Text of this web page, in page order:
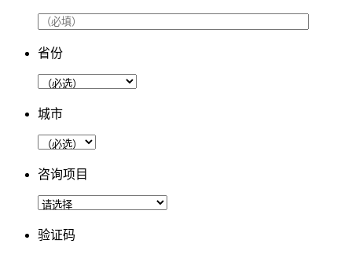
省份
城市
咨询项目
验证码